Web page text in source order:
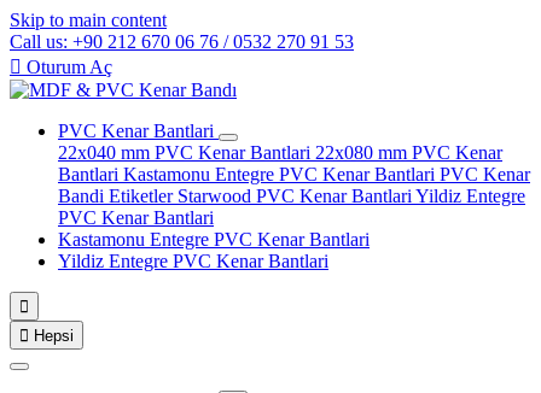
Skip to main content
Call us: +90 212 670 06 76 / 0532 270 91 53
 Oturum Aç
PVC Kenar Bantlari
22x040 mm PVC Kenar Bantlari 22x080 mm PVC Kenar
Bantlari Kastamonu Entegre PVC Kenar Bantlari PVC Kenar
Bandi Etiketler Starwood PVC Kenar Bantlari Yildiz Entegre
PVC Kenar Bantlari
Kastamonu Entegre PVC Kenar Bantlari
Yildiz Entegre PVC Kenar Bantlari

 Hepsi